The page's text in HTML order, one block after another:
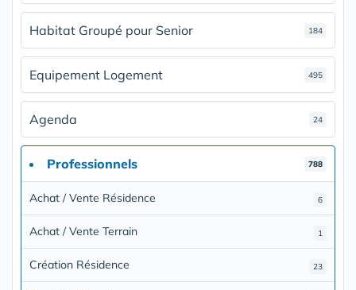
Habitat Groupé pour Senior 184
Equipement Logement 495
Agenda 24
Professionnels 788
Achat / Vente Résidence 6
Achat / Vente Terrain 1
Création Résidence 23